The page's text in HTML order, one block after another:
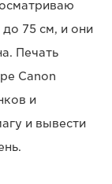
75 см, и они
Печать
Canon
и
и вывести